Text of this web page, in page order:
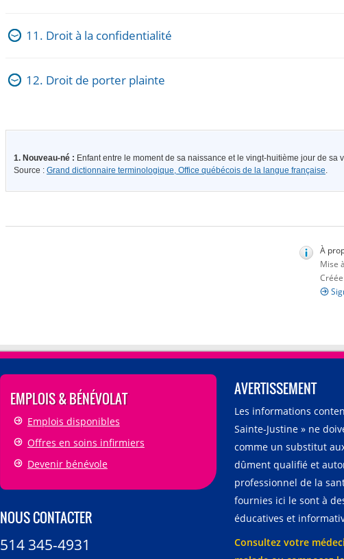
11. Droit à la confidentialité
12. Droit de porter plainte
1. Nouveau-né : Enfant entre le moment de sa naissance et le vingt-huitième jour de sa
Source : Grand dictionnaire terminologique, Office québécois de la langue française.
À
Mise
EMPLOIS & BÉNÉVOLAT
Emplois disponibles
Offres en soins infirmiers
Devenir bénévole
NOUS CONTACTER
514 345-4931
AVERTISSEMENT
Les informations
Sainte-Justine » ne
comme un substitut
dûment qualifié et
professionnel de la
fournies ici le sont à
éducatives et
Consultez votre